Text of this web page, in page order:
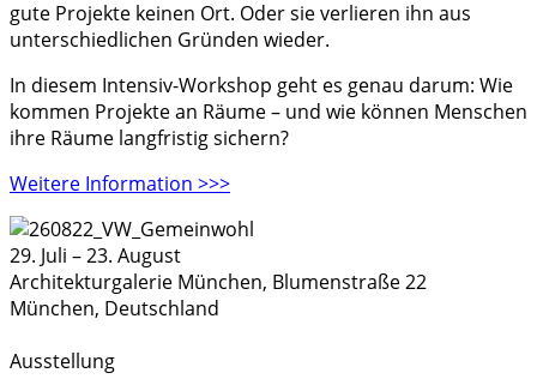
gute Projekte keinen Ort. Oder sie verlieren ihn aus
unterschiedlichen Gründen wieder.
In diesem Intensiv-Workshop geht es genau darum: Wie
kommen Projekte an Räume – und wie können Menschen
ihre Räume langfristig sichern?
Weitere Information >>>
29. Juli –23. August
Architekturgalerie München, Blumenstraße 22
München, Deutschland
Ausstellung